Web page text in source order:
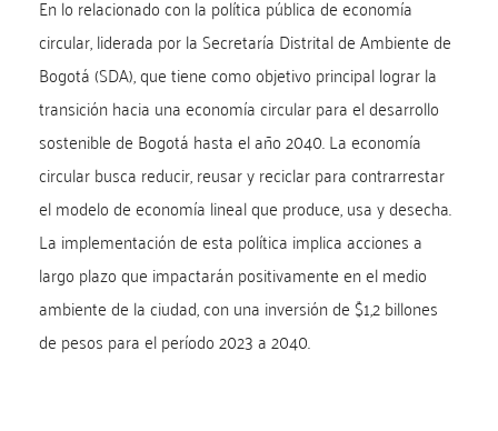
En lo relacionado con la política pública de economía
circular, liderada por la Secretaría Distrital de Ambiente de
Bogotá (SDA), que tiene como objetivo principal lograr la
transición hacia una economía circular para el desarrollo
sostenible de Bogotá hasta el año 2040. La economía
circular busca reducir, reusar y reciclar para contrarrestar
el modelo de economía lineal que produce, usa y desecha.
La implementación de esta política implica acciones a
largo plazo que impactarán positivamente en el medio
ambiente de la ciudad, con una inversión de $1,2 billones
de pesos para el período 2023 a 2040.